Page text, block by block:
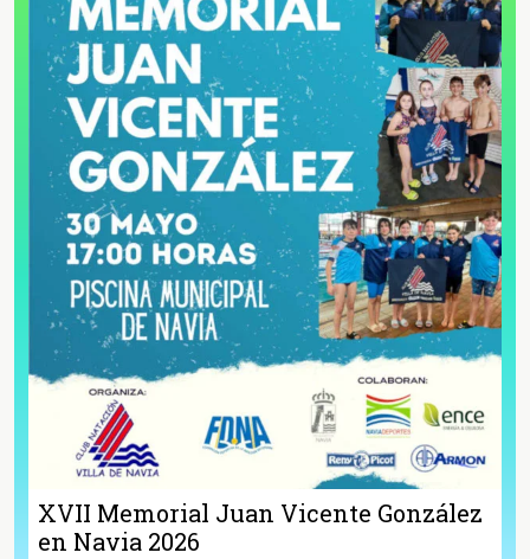
XVII Memorial Juan Vicente González
en Navia 2026